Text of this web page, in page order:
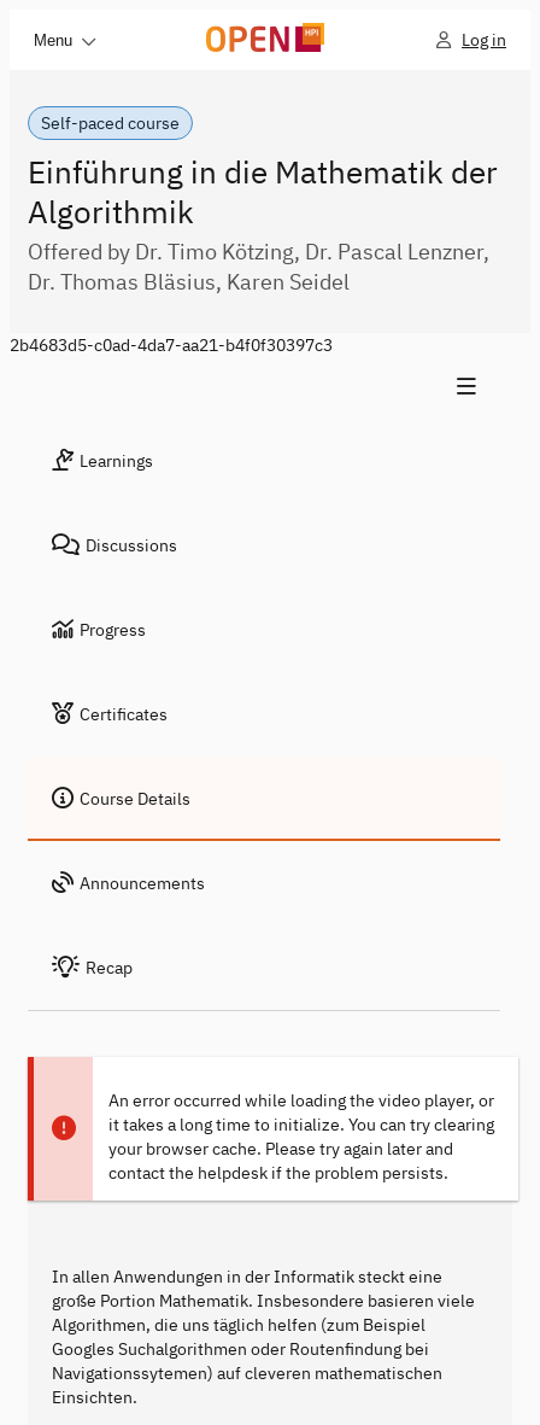
Menu Log in
Self-paced course
Einführung in die Mathematik der
Algorithmik
Offered by Dr. Timo Kötzing, Dr. Pascal Lenzner,
Dr. Thomas Bläsius, Karen Seidel
2b4683d5-c0ad-4da7-aa21-b4f0f30397c3
Learnings
Discussions
Progress
Certificates
Course Details
Announcements
Recap
An error occurred while loading the video player, or
it takes a long time to initialize. You can try clearing
your browser cache. Please try again later and
contact the helpdesk if the problem persists.
In allen Anwendungen in der Informatik steckt eine
große Portion Mathematik. Insbesondere basieren viele
Algorithmen, die uns täglich helfen (zum Beispiel
Googles Suchalgorithmen oder Routenfindung bei
Navigationssytemen) auf cleveren mathematischen
Einsichten.